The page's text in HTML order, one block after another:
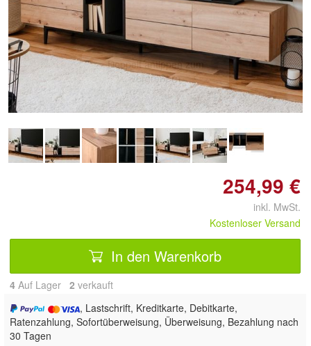
Doppelt antippen zum
vergrößern
254,99 €
inkl. MwSt.
Kostenloser Versand
In den Warenkorb
4 Auf Lager 2 verkauft
, Lastschrift, Kreditkarte, Debitkarte,
Ratenzahlung, Sofortüberweisung, Überweisung, Bezahlung nach
30 Tagen